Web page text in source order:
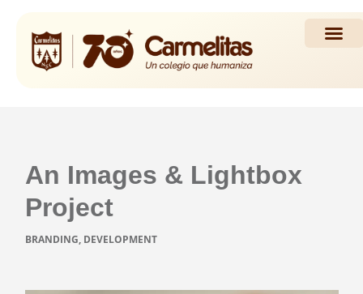
An Images & Lightbox
Project
BRANDING, DEVELOPMENT